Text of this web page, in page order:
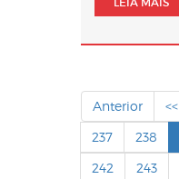
Anterior <<
237
238
242
243